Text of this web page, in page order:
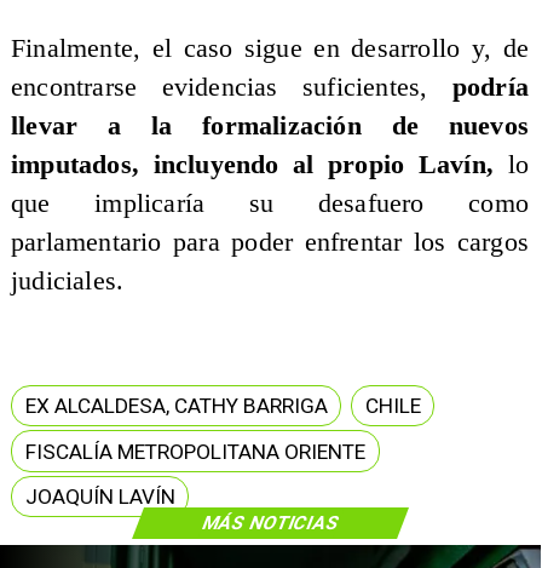
MÁS NOTICIAS
Finalmente, el caso sigue en desarrollo y, de
encontrarse evidencias suficientes,
podría
llevar a la formalización de nuevos
imputados, incluyendo al propio Lavín, lo
que implicaría su desafuero como
parlamentario para poder enfrentar los cargos
judiciales.
EX ALCALDESA, CATHY BARRIGA
CHILE
FISCALÍA METROPOLITANA ORIENTE
JOAQUÍN LAVÍN